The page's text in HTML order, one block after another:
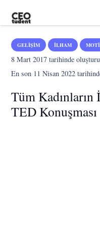
GELIŞIM İLHAM
8 Mart 2017 tarihinde
En son 11 Nisan 2022
Tüm Kadınların
TED Konuşması